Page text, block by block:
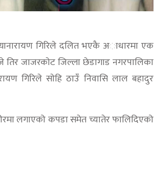
गिरिले दलित भएकै अाधारमा एक
जाजरकाेट जिल्ला छेडागाड नगरपालिका
गिरिले साेहि ठाउँ निवासि लाल बहादुर
लगाएको कपडा समेत च्यातेर फालिदिएको